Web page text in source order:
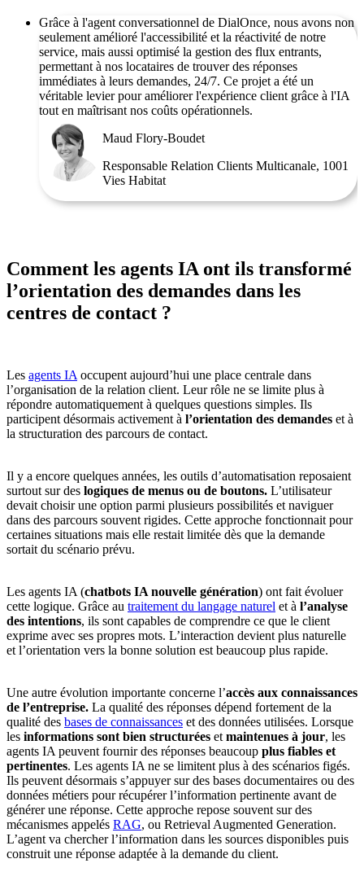
Grâce à l'agent conversationnel de DialOnce, nous avons non
seulement amélioré l'accessibilité et la réactivité de notre
service, mais aussi optimisé la gestion des flux entrants,
permettant à nos locataires de trouver des réponses
immédiates à leurs demandes, 24/7. Ce projet a été un
véritable levier pour améliorer l'expérience client grâce à l'IA
tout en maîtrisant nos coûts opérationnels.
Maud Flory-Boudet
Responsable Relation Clients Multicanale, 1001
Vies Habitat
Comment les agents IA ont ils transformé
l’orientation des demandes dans les
centres de contact ?
Les agents IA occupent aujourd’hui une place centrale dans
l’organisation de la relation client. Leur rôle ne se limite plus à
répondre automatiquement à quelques questions simples. Ils
participent désormais activement à l’orientation des demandes et à
la structuration des parcours de contact.
Il y a encore quelques années, les outils d’automatisation reposaient
surtout sur des logiques de menus ou de boutons. L’utilisateur
devait choisir une option parmi plusieurs possibilités et naviguer
dans des parcours souvent rigides. Cette approche fonctionnait pour
certaines situations mais elle restait limitée dès que la demande
sortait du scénario prévu.
Les agents IA (chatbots IA nouvelle génération) ont fait évoluer
cette logique. Grâce au traitement du langage naturel et à l’analyse
des intentions, ils sont capables de comprendre ce que le client
exprime avec ses propres mots. L’interaction devient plus naturelle
et l’orientation vers la bonne solution est beaucoup plus rapide.
Une autre évolution importante concerne l’accès aux connaissances
de l’entreprise. La qualité des réponses dépend fortement de la
qualité des bases de connaissances et des données utilisées. Lorsque
les informations sont bien structurées et maintenues à jour, les
agents IA peuvent fournir des réponses beaucoup plus fiables et
pertinentes. Les agents IA ne se limitent plus à des scénarios figés.
Ils peuvent désormais s’appuyer sur des bases documentaires ou des
données métiers pour récupérer l’information pertinente avant de
générer une réponse. Cette approche repose souvent sur des
mécanismes appelés RAG, ou Retrieval Augmented Generation.
L’agent va chercher l’information dans les sources disponibles puis
construit une réponse adaptée à la demande du client.